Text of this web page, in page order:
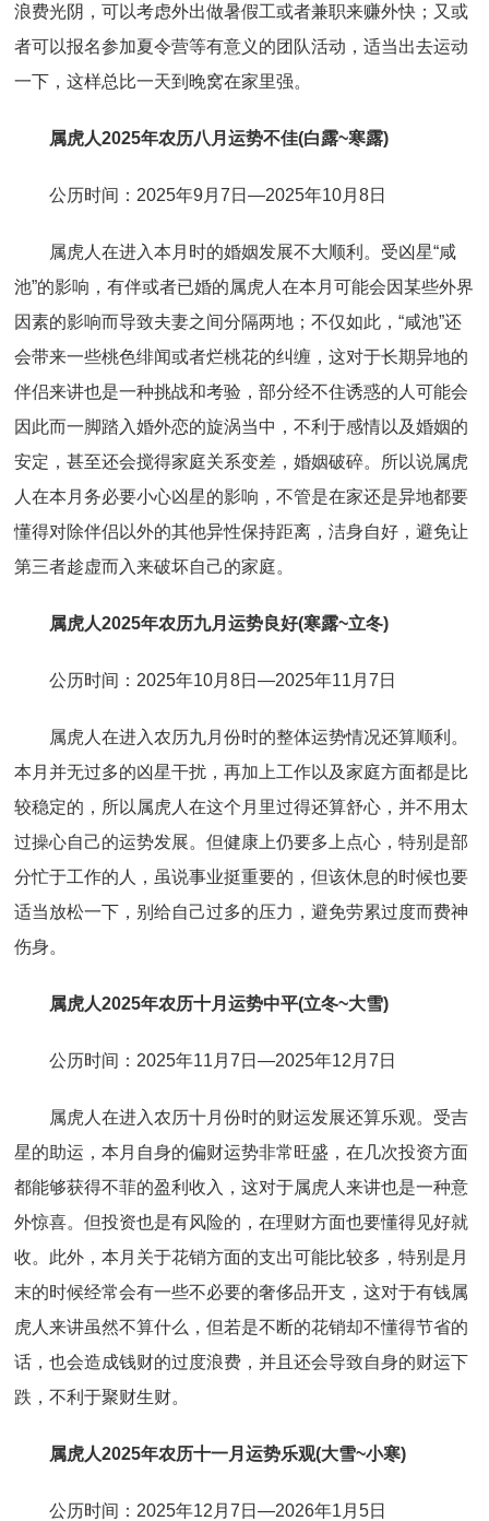
浪费光阴，可以考虑外出做暑假工或者兼职来赚外快；又或
者可以报名参加夏令营等有意义的团队活动，适当出去运动
一下，这样总比一天到晚窝在家里强。
属虎人2025年农历八月运势不佳(白露~寒露)
公历时间：2025年9月7日—2025年10月8日
属虎人在进入本月时的婚姻发展不大顺利。受凶星“咸
池”的影响，有伴或者已婚的属虎人在本月可能会因某些外界
因素的影响而导致夫妻之间分隔两地；不仅如此，“咸池”还
会带来一些桃色绯闻或者烂桃花的纠缠，这对于长期异地的
伴侣来讲也是一种挑战和考验，部分经不住诱惑的人可能会
因此而一脚踏入婚外恋的旋涡当中，不利于感情以及婚姻的
安定，甚至还会搅得家庭关系变差，婚姻破碎。所以说属虎
人在本月务必要小心凶星的影响，不管是在家还是异地都要
懂得对除伴侣以外的其他异性保持距离，洁身自好，避免让
第三者趁虚而入来破坏自己的家庭。
属虎人2025年农历九月运势良好(寒露~立冬)
公历时间：2025年10月8日—2025年11月7日
属虎人在进入农历九月份时的整体运势情况还算顺利。
本月并无过多的凶星干扰，再加上工作以及家庭方面都是比
较稳定的，所以属虎人在这个月里过得还算舒心，并不用太
过操心自己的运势发展。但健康上仍要多上点心，特别是部
分忙于工作的人，虽说事业挺重要的，但该休息的时候也要
适当放松一下，别给自己过多的压力，避免劳累过度而费神
伤身。
属虎人2025年农历十月运势中平(立冬~大雪)
公历时间：2025年11月7日—2025年12月7日
属虎人在进入农历十月份时的财运发展还算乐观。受吉
星的助运，本月自身的偏财运势非常旺盛，在几次投资方面
都能够获得不菲的盈利收入，这对于属虎人来讲也是一种意
外惊喜。但投资也是有风险的，在理财方面也要懂得见好就
收。此外，本月关于花销方面的支出可能比较多，特别是月
末的时候经常会有一些不必要的奢侈品开支，这对于有钱属
虎人来讲虽然不算什么，但若是不断的花销却不懂得节省的
话，也会造成钱财的过度浪费，并且还会导致自身的财运下
跌，不利于聚财生财。
属虎人2025年农历十一月运势乐观(大雪~小寒)
公历时间：2025年12月7日—2026年1月5日